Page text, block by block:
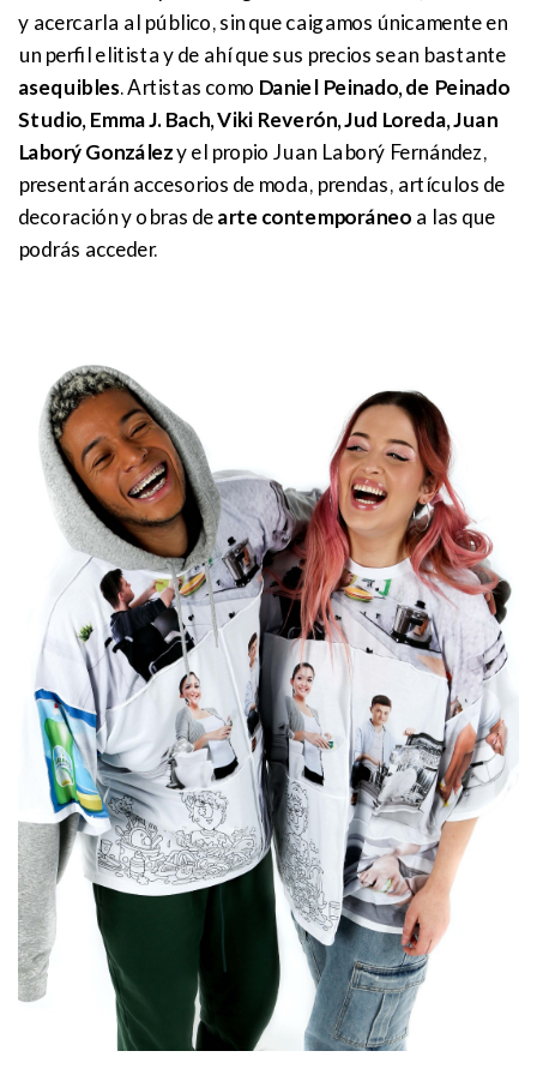
y acercarla al público, sin que caigamos únicamente en
un perfil elitista y de ahí que sus precios sean bastante
asequibles. Artistas como Daniel Peinado, de Peinado
Studio, Emma J. Bach, Viki Reverón, Jud Loreda, Juan
Laborý Gonzálezy el propio Juan Laborý Fernández,
presentarán accesorios de moda, prendas, artículos de
decoración y obras dearte contemporáneo a las que
podrás acceder.